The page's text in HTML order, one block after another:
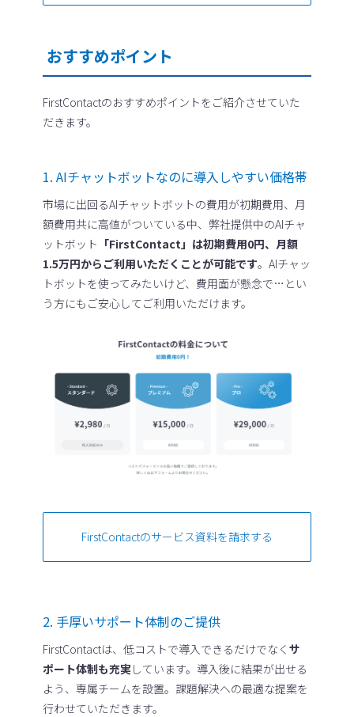
おすすめポイント
FirstContactのおすすめポイントをご紹介させていた
だきます。
1. AIチャットボットなのに導入しやすい価格帯
市場に出回るAIチャットボットの費用が初期費用、月
額費用共に高値がついている中、弊社提供中のAIチャ
ットボット 「FirstContact」は初期費用0円、月額
1.5万円からご利用いただくことが可能です。AIチャッ
トボットを使ってみたいけど、費用面が懸念で…とい
う方にもご安心してご利用いただけます。
FirstContactのサービス資料を請求する
2. 手厚いサポート体制のご提供
FirstContactは、低コストで導入できるだけでなくサ
ポート体制も充実しています。導入後に結果が出せる
よう、専属チームを設置。課題解決への最適な提案を
行わせていただきます。